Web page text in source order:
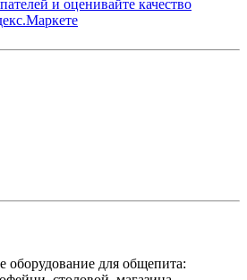
оборудование для общепита: